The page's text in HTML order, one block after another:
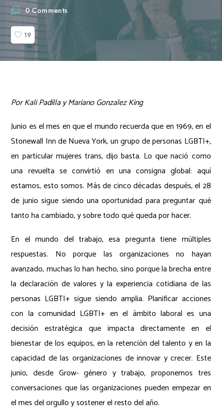
0 Comments
19
Por Kali Padilla y Mariano Gonzalez King
Junio es el mes en que el mundo recuerda que en 1969, en el
Stonewall Inn de Nueva York, un grupo de personas LGBTI+,
en particular mujeres trans, dijo basta. Lo que nació como
una revuelta se convirtió en una consigna global: aquí
estamos, esto somos. Más de cinco décadas después, el 28
de junio sigue siendo una oportunidad para preguntar qué
tanto ha cambiado, y sobre todo qué queda por hacer.
En el mundo del trabajo, esa pregunta tiene múltiples
respuestas. No porque las organizaciones no hayan
avanzado, muchas lo han hecho, sino porque la brecha entre
la declaración de valores y la experiencia cotidiana de las
personas LGBTI+ sigue siendo amplia. Planificar acciones
con la comunidad LGBTI+ en el ámbito laboral es una
decisión estratégica que impacta directamente en el
bienestar de los equipos, en la retención del talento y en la
capacidad de las organizaciones de innovar y crecer. Este
junio, desde Grow- género y trabajo, proponemos tres
conversaciones que las organizaciones pueden empezar en
el mes del orgullo y sostener el resto del año.